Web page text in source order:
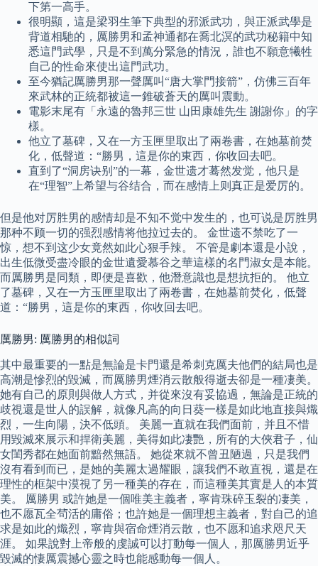
下第一高手。
很明顯，這是梁羽生筆下典型的邪派武功，與正派武學是
背道相馳的，厲勝男和孟神通都在喬北溟的武功秘籍中知
悉這門武學，只是不到萬分緊急的情況，誰也不願意犧牲
自己的性命來使出這門武功。
至今猶記厲勝男那一聲厲叫“唐大掌門接箭”，仿佛三百年
來武林的正統都被這一錐破蒼天的厲叫震動。
電影末尾有「永遠的魯邦三世 山田康雄先生 謝謝你」的字
樣。
他立了墓碑，又在一方玉匣里取出了兩卷書，在她墓前焚
化，低聲道：“勝男，這是你的東西，你收回去吧。
直到了“洞房诀别”的一幕，金世遗才蓦然发觉，他只是
在“理智”上希望与谷结合，而在感情上则真正是爱厉的。
但是他对厉胜男的感情却是不知不觉中发生的，也可说是厉胜男
那种不顾一切的强烈感情将他拉过去的。 金世遗不禁吃了一
惊，想不到这少女竟然如此心狠手辣。 不管是劇本還是小說，
出生低微受盡冷眼的金世遺愛慕谷之華這樣的名門淑女是本能。
而厲勝男是同類，即便是喜歡，他潛意識也是想抗拒的。 他立
了墓碑，又在一方玉匣里取出了兩卷書，在她墓前焚化，低聲
道：“勝男，這是你的東西，你收回去吧。
厲勝男: 厲勝男的相似詞
其中最重要的一點是無論是卡門還是希刺克厲夫他們的結局也是
高潮是慘烈的毀滅，而厲勝男煙消云散般得逝去卻是一種凄美。
她有自己的原則與做人方式，并從來沒有妥協過，無論是正統的
歧視還是世人的誤解，就像凡高的向日葵一樣是如此地直接與熾
烈，一生向陽，決不低頭。 美麗一直就在我們面前，并且不惜
用毀滅來展示和捍衛美麗，美得如此凄艷，所有的大俠君子，仙
女閨秀都在她面前黯然無語。 她從來就不曾丑陋過，只是我們
沒有看到而已，是她的美麗太過耀眼，讓我們不敢直視，還是在
理性的框架中漠視了另一種美的存在，而這種美其實是人的本質
美。 厲勝男 或許她是一個唯美主義者，寧肯珠碎玉裂的凄美，
也不愿瓦全茍活的庸俗；也許她是一個理想主義者，對自己的追
求是如此的熾烈，寧肯與宿命煙消云散，也不愿和追求咫尺天
涯。 如果說對上帝般的虔誠可以打動每一個人，那厲勝男近乎
毀滅的悽厲震撼心靈之時也能感動每一個人。